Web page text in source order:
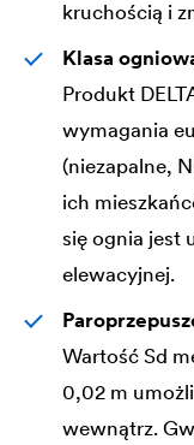
kruchością i
Klasa
Produkt
wymagania
(niezapalne,
ich
się ognia jest
elewacyjnej.
Wartość Sd
0,02 m
wewnątrz.